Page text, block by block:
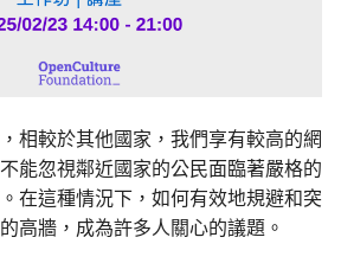
相較於其他國家，我們享有較高的網
能忽視鄰近國家的公民面臨著嚴格的
在這種情況下，如何有效地規避和突
高牆，成為許多人關心的議題。